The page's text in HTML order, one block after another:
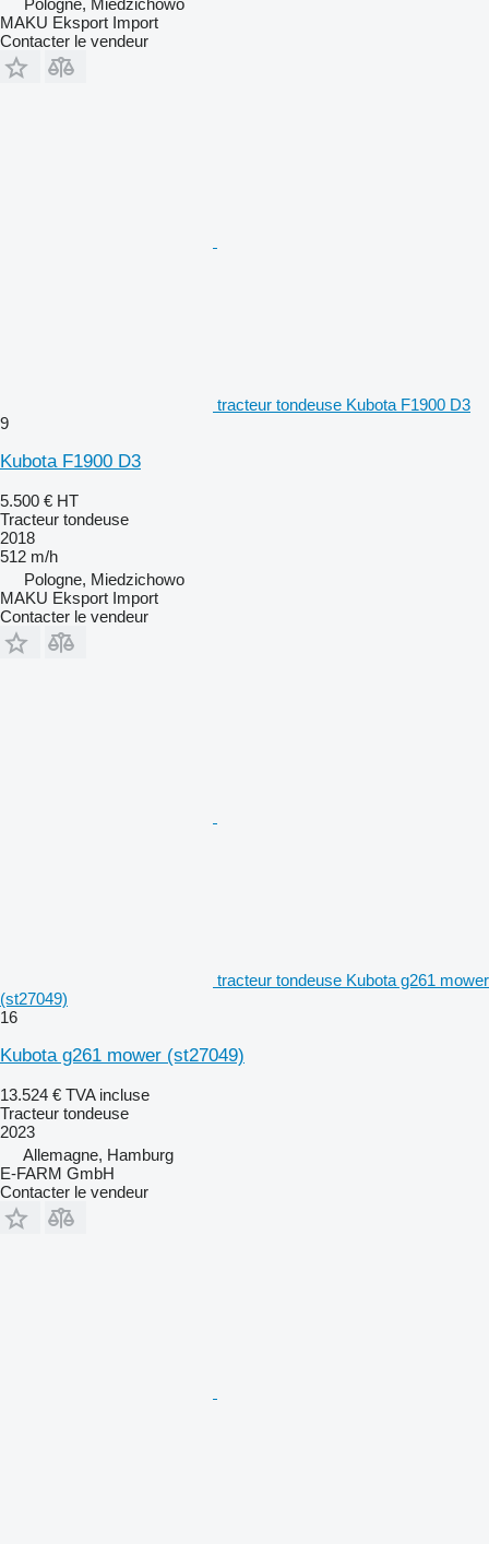
MAKU Eksport Import
Contacter le vendeur
tracteur tondeuse Kubota F1900 D3
9
Kubota F1900 D3
5.500 € HT
Tracteur tondeuse
2018
512 m/h
Pologne, Miedzichowo
MAKU Eksport Import
Contacter le vendeur
tracteur tondeuse Kubota g261 mower
(st27049)
16
Kubota g261 mower (st27049)
13.524 € TVA incluse
Tracteur tondeuse
2023
Allemagne, Hamburg
E-FARM GmbH
Contacter le vendeur